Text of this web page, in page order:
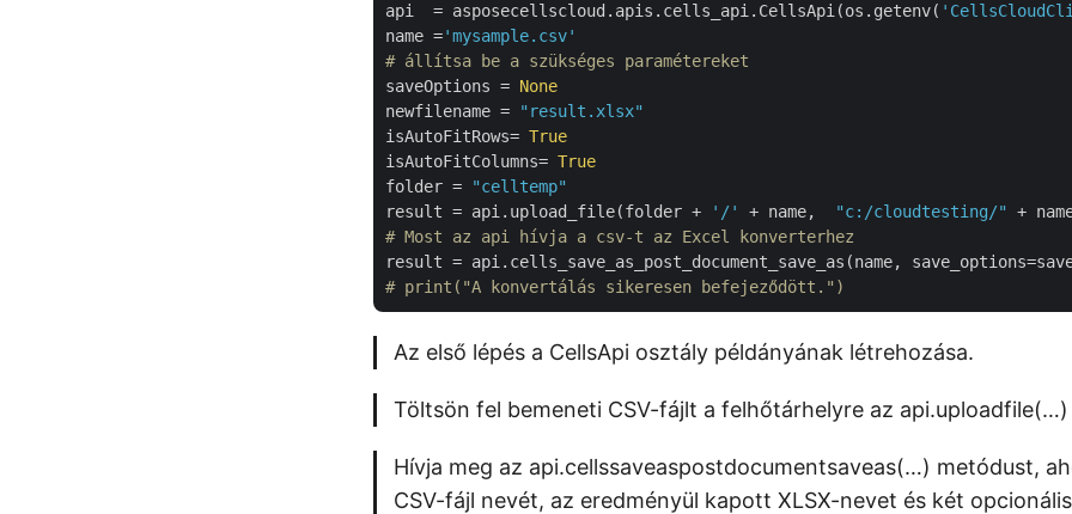
api  = asposecellscloud.apis.cells_api.CellsApi(os.getenv(
name ='mysample.csv'
# állítsa be a szükséges paramétereket
saveOptions = None
newfilename =
"result.xlsx"
isAutoFitRows= True
isAutoFitColumns= True
folder =
"celltemp"
result = api.upload_file(folder +
'/' + name, "c:/cloudtesting/"
# Most az api hívja a csv-t az Excel konverterhez
result = api.cells_save_as_post_document_save_as(name,
# print("A konvertálás sikeresen befejeződött.")
Az első lépés a CellsApi osztály példányának létrehozása.
Töltsön fel bemeneti CSV-fájlt a felhőtárhelyre az
Hívja meg az api.cellssaveaspostdocumentsaveas(…) metódust,
CSV-fájl nevét, az eredményül kapott XLSX-nevet és két